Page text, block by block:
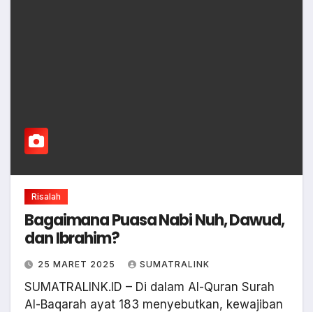
Risalah
Bagaimana Puasa Nabi Nuh, Dawud,
dan Ibrahim?
25 MARET 2025 SUMATRALINK
SUMATRALINK.ID – Di dalam Al-Quran Surah
Al-Baqarah ayat 183 menyebutkan, kewajiban